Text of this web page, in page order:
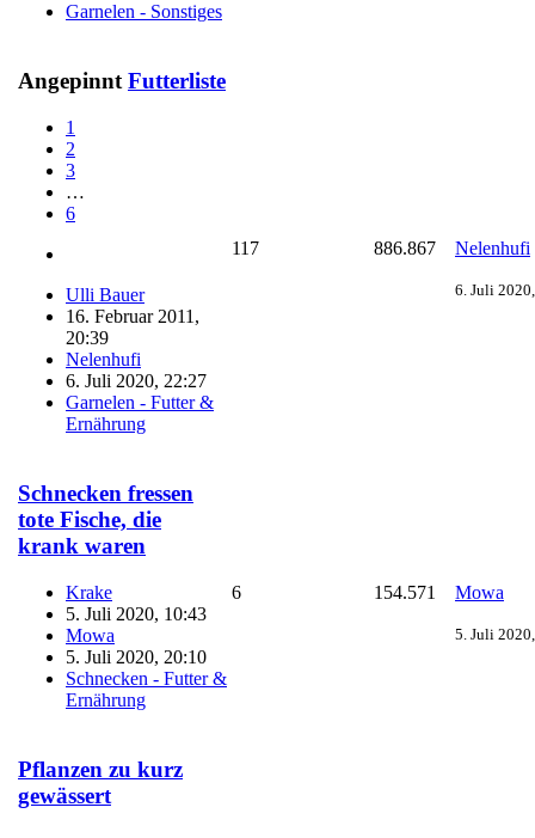
Garnelen - Sonstiges
Angepinnt Futterliste
1
2
3
…
6
Ulli Bauer
16. Februar 2011,
20:39
Nelenhufi
6. Juli 2020, 22:27
Garnelen - Futter &
Ernährung
117 886.867 Nelenhufi
6. Juli
Schnecken fressen
tote Fische, die
krank waren
Krake
5. Juli 2020, 10:43
Mowa
5. Juli 2020, 20:10
Schnecken - Futter &
Ernährung
6 154.571 Mowa
5. Juli
Pflanzen zu kurz
gewässert